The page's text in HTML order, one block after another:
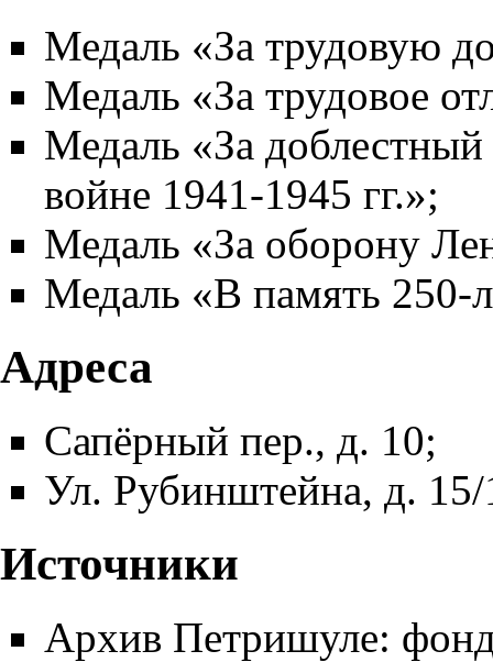
Медаль «За трудовую
Медаль «За трудовое
Медаль «За
войне 1941-1945 гг.»;
Медаль «За оборону
Медаль «В память 250-
Адреса
Сапёрный пер., д. 10;
Ул. Рубинштейна, д. 15/
Источники
Архив Петришуле: